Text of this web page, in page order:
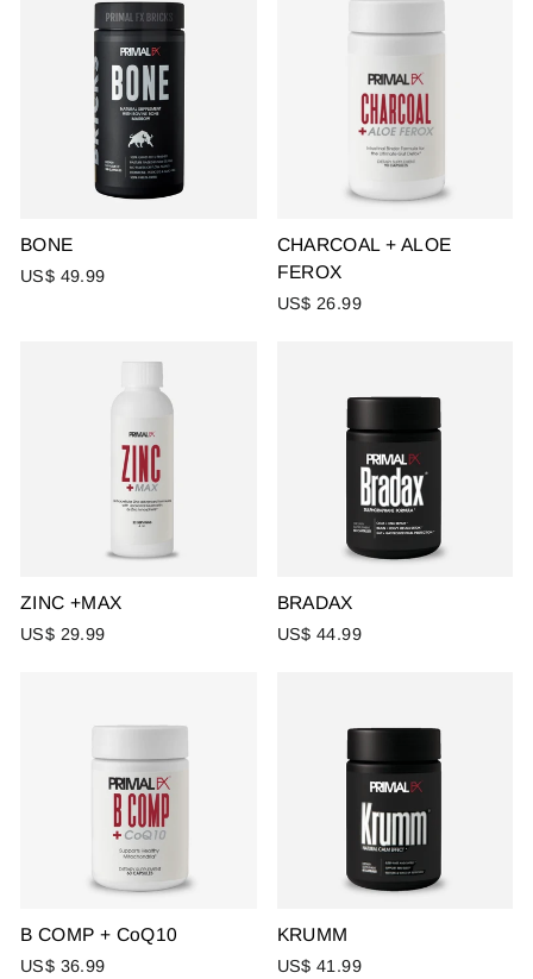
BONE
US$ 49.99
CHARCOAL + ALOE
FEROX
US$ 26.99
ZINC +MAX
US$ 29.99
BRADAX
US$ 44.99
B COMP + CoQ10
US$ 36.99
KRUMM
US$ 41.99